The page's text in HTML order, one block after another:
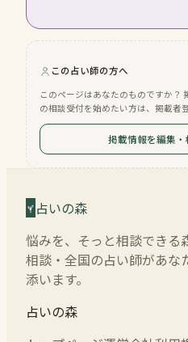
この占い師の方へ
このページはあなたのものですか？
の相談受付を始めたい方は、掲載者
掲載情報を編集
占いの森
悩みを、そっと相談できる
相談・全国の占い師があな
添います。
占いの森